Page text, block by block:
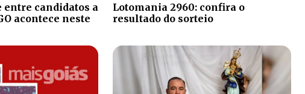
entre candidatos a
acontece neste
Lotomania 2960: confira o
resultado do sorteio